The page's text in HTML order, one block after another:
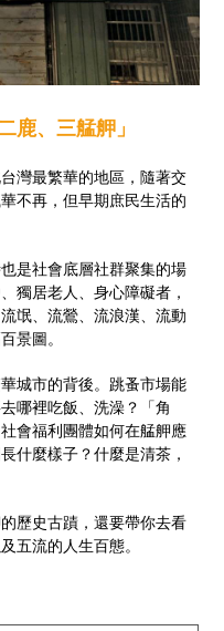
鹿、三艋舺」
灣最繁華的地區，隨著交
不再，但早期庶民生活的
是社會底層社群聚集的場
獨居老人、身心障礙者，
氓、流鶯、流浪漢、流動
景圖。
城市的背後。跳蚤市場能
哪裡吃飯、洗澡？「角
會福利團體如何在艋舺應
什麼樣子？什麼是清茶，
歷史古蹟，還要帶你去看
五流的人生百態。